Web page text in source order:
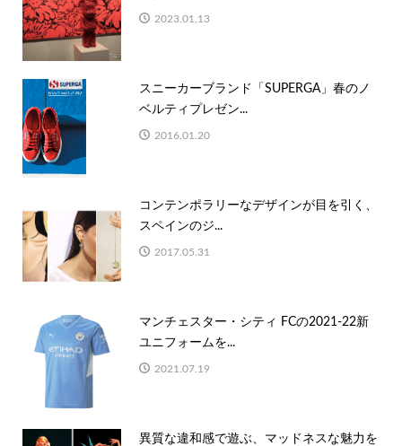
2023.01.13
スニーカーブランド「SUPERGA」春のノ
ベルティプレゼン...
2016.01.20
コンテンポラリーなデザインが目を引く、
スペインのジ...
2017.05.31
マンチェスター・シティ FCの2021-22新
ユニフォームを...
2021.07.19
異質な違和感で遊ぶ、マッドネスな魅力を